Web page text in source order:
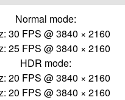
Normal mode:
30 FPS @ 3840 × 2160
25 FPS @ 3840 × 2160
HDR mode:
20 FPS @ 3840 × 2160
20 FPS @ 3840 × 2160